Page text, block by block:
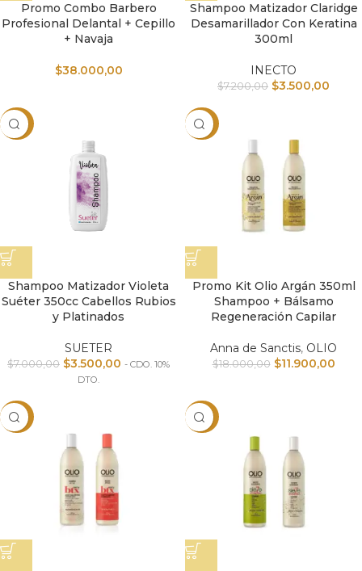
Promo Combo Barbero
Profesional Delantal + Cepillo
+ Navaja
$38.000,00
Shampoo Matizador Claridge
Desamarillador Con Keratina
300ml
INECTO
$7.200,00 $3.500,00
-50%
Shampoo Matizador Violeta
Suéter 350cc Cabellos Rubios
y Platinados
SUETER
$7.000,00 $3.500,00 - CDO. 10%
DTO.
-34%
Promo Kit Olio Argán 350ml
Shampoo + Bálsamo
Regeneración Capilar
Anna de Sanctis, OLIO
$18.000,00 $11.900,00
-34% -34%